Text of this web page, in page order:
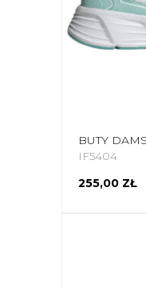
IF5404
255,00 ZŁ